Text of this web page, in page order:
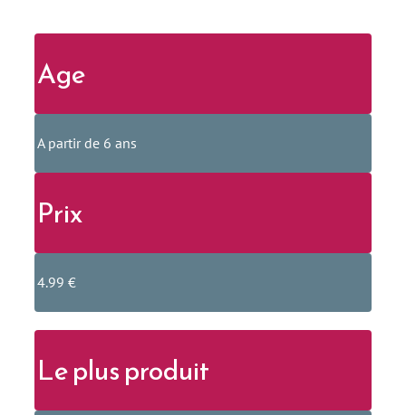
Age
A partir de 6 ans
Prix
4.99 €
Le plus produit